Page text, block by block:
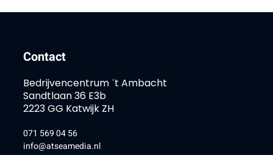
Contact
Bedrijvencentrum ˈt Ambacht
Sandtlaan 36 E3b
2223 GG Katwijk ZH
071 569 04 56
info@atseamedia.nl